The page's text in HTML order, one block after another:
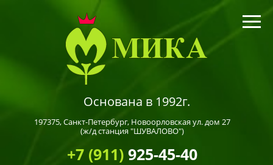
Основана в 1992г.
197375,Санкт-Петербург, Новоорловская ул. дом 27
(ж/д станция "ШУВАЛОВО")
+7 (911)925-45-40